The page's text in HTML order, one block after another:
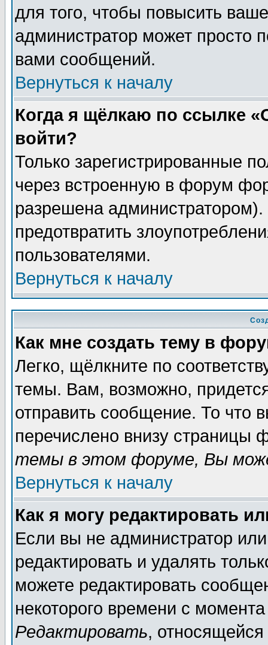
для того, чтобы повысить
администратор может просто
вами сообщений.
Вернуться к началу
Когда я щёлкаю по ссылке
войти?
Только зарегистрированные
через встроенную в форум
разрешена
предотвратить
пользователями.
Вернуться к началу
Как мне создать тему в
Легко, щёлкните по
темы. Вам, возможно,
отправить сообщение. То что
перечислено внизу страницы
темы в этом форуме, Вы
Вернуться к началу
Как я могу редактировать
Если вы не администратор
редактировать и удалять
можете редактировать
некоторого времени с
Редактировать,